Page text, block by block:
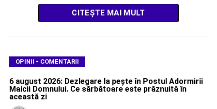
CITEȘTE MAI MULT
OPINII - COMENTARII
6 august 2026: Dezlegare la pește în Postul Adormirii
Maicii Domnului. Ce sărbătoare este prăznuită în
această zi